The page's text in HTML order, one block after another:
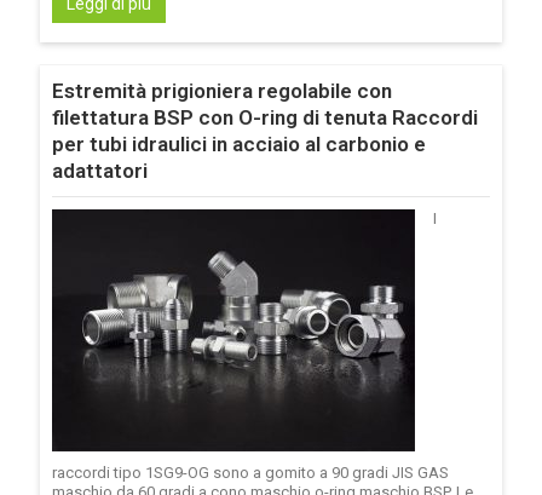
Estremità prigioniera regolabile con
filettatura BSP con O-ring di tenuta Raccordi
per tubi idraulici in acciaio al carbonio e
adattatori
I
raccordi tipo 1SG9-OG sono a gomito a 90 gradi JIS GAS